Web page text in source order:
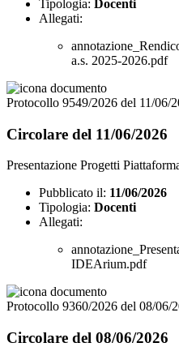
Tipologia: Docenti
Allegati:
a.s. 2025-2026.pdf
Protocollo 9549/2026 del 11/06/
Circolare del 11/06/2026
Presentazione Progetti
Pubblicato il: 11/06/2026
Tipologia: Docenti
Allegati:
IDEArium.pdf
Protocollo 9360/2026 del 08/06/
Circolare del 08/06/2026